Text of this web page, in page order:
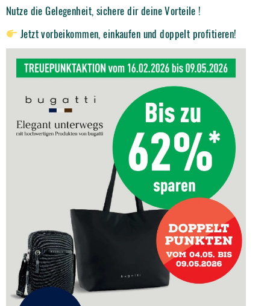
Nutze die Gelegenheit, sichere dir deine Vorteile !
Jetzt vorbeikommen, einkaufen und doppelt profitieren!